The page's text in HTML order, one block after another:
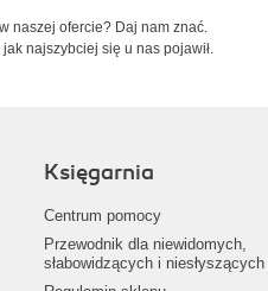
naszej ofercie? Daj nam znać.
jak najszybciej się u nas pojawił.
Księgarnia
Centrum pomocy
Przewodnik dla niewidomych,
słabowidzących i niesłyszących